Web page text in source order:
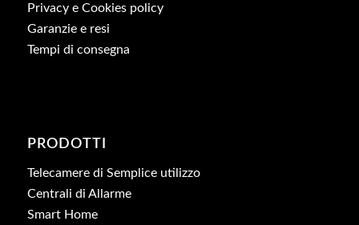
Privacy e Cookies policy
Garanzie e resi
Tempi di consegna
PRODOTTI
Telecamere di Semplice utilizzo
Centrali di Allarme
Smart Home